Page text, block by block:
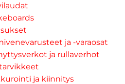
ja -varaosat
ja rullaverhot
ja kiinnitys